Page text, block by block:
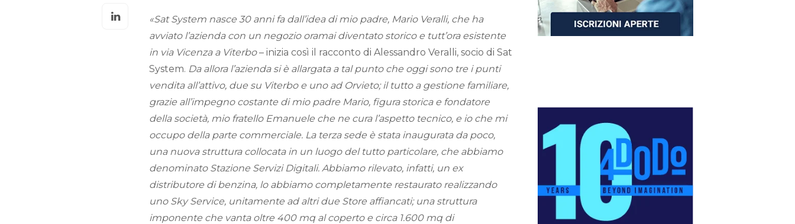
«Sat System nasce 30 anni fa dall’idea di mio padre, Mario Veralli, che ha
avviato l’azienda con un negozio oramai diventato storico e tutt’ora esistente
in via Vicenza a Viterbo– inizia così il racconto di Alessandro Veralli, socio di Sat
System. Da allora l’azienda si è allargata a tal punto che oggi sono tre i punti
vendita all’attivo, due su Viterbo e uno ad Orvieto; il tutto a gestione familiare,
grazie all’impegno costante di mio padre Mario, figura storica e fondatore
della società, mio fratello Emanuele che ne cura l’aspetto tecnico, e io che mi
occupo della parte commerciale. La terza sede è stata inaugurata da poco,
una nuova struttura collocata in un luogo del tutto particolare, che abbiamo
denominato Stazione Servizi Digitali. Abbiamo rilevato, infatti, un ex
distributore di benzina, lo abbiamo completamente restaurato realizzando
uno Sky Service, unitamente ad altri due Store affiancati; una struttura
imponente che vanta oltre 400 mq al coperto e circa 1.600 mq di